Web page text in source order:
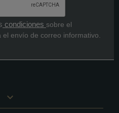
condiciones sobre el
envío de correo informativo.
